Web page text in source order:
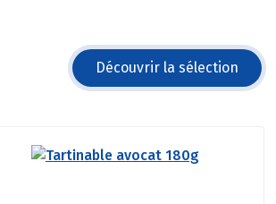
Découvrir la sélection